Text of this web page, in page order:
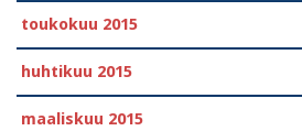
toukokuu 2015
huhtikuu 2015
maaliskuu 2015